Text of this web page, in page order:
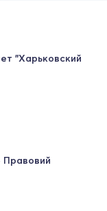
"Харьковский
Правовий